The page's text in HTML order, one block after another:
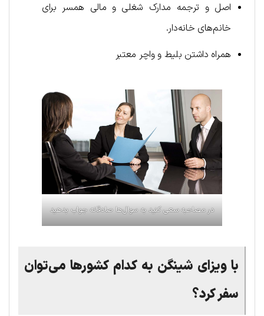
اصل و ترجمه مدارک شغلی و مالی همسر برای
خانم‌های خانه‌دار.
همراه داشتن بلیط و واچر معتبر
در مصاحبه سعی کنید به سوال‌ها صادقانه جواب بدهید
با ویزا‌ی شینگن به کدام کشورها می‌توان
سفر کرد؟